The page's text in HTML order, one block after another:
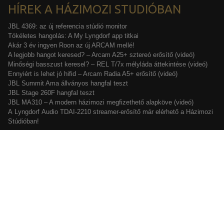
HÍREK A HÁZIMOZI STUDIÓBAN
JBL 4369: az új referencia stúdió monitor
Tökéletes hangolás: A My Lyngdorf app titkai
Akár 3 év ingyen Roon az új ARCAM mellé!
A legjobb hangot keresed? – Arcam A25+ sztereó erősítő (videó)
Minőségi basszust keresel? – REL T/7x mélyláda áttekintése (videó)
Ennyiért is lehet jó hifid – Arcam Radia A5+ erősítő (videó)
JBL Summit Ama állványos hangfal teszt
JBL Stage 260F hangfal teszt
JBL MA310 – A modern házimozi megfizethető alapköve (videó)
A Lyngdorf Audio TDAI-2210 streamer-erősítő már elérhető a Házimozi
Stúdióban!